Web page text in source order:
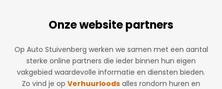
Onze website partners
Op Auto Stuivenberg werken we samen met een aantal
sterke online partners die ieder binnen hun eigen
vakgebied waardevolle informatie en diensten bieden.
Zo vind je op Verhuurloods alles rondom huren en